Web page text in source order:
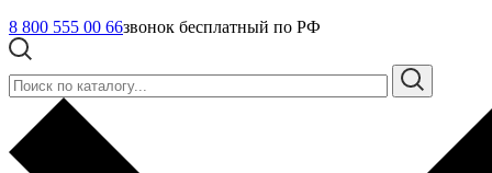
8 800 555 00 66звонок бесплатный по РФ